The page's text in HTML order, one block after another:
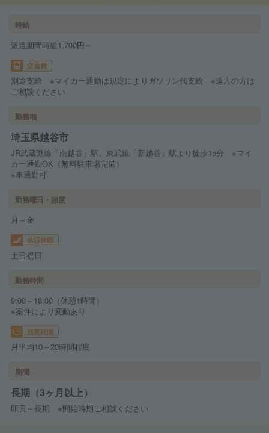
時給
派遣期間時給1,700円～
交通費
別途支給 ※マイカー通勤は規定によりガソリン代支給 ※遠方の方は
ご相談ください
勤務地
埼玉県越谷市
JR武蔵野線「南越谷」駅、東武線「新越谷」駅より徒歩15分 ※マイ
カー通勤OK（無料駐車場完備）
※車通勤可
勤務曜日・頻度
月～金
休日休暇
土日祝日
勤務時間
9:00～18:00（休憩1時間）
※案件により変動あり
残業時間
月平均10～20時間程度
期間
長期（3ヶ月以上）
即日～長期 ※開始時期ご相談ください